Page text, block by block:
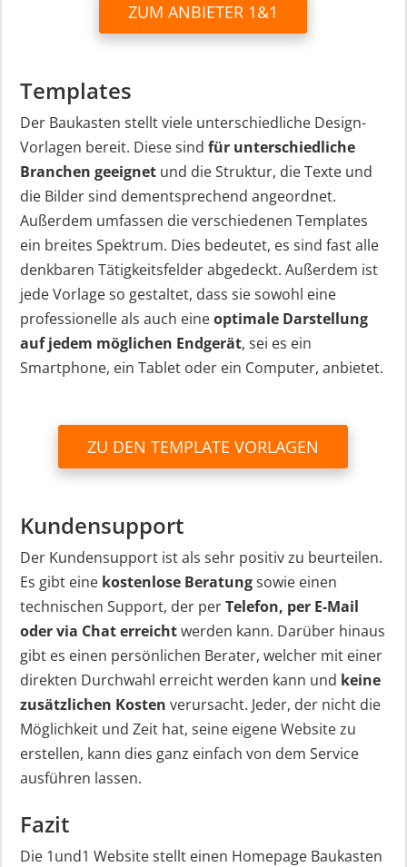
ZUM ANBIETER 1&1
Templates
Der Baukasten stellt viele unterschiedliche Design-
Vorlagen bereit. Diese sindfür unterschiedliche
Branchen geeignet und die Struktur, die Texte und
die Bilder sind dementsprechend angeordnet.
Außerdem umfassen die verschiedenen Templates
ein breites Spektrum. Dies bedeutet, es sind fast alle
denkbaren Tätigkeitsfelder abgedeckt. Außerdem ist
jede Vorlage so gestaltet, dass sie sowohl eine
professionelle als auch eineoptimale Darstellung
auf jedem möglichen Endgerät, sei es ein
Smartphone, ein Tablet oder ein Computer, anbietet.
ZU DEN TEMPLATE VORLAGEN
Kundensupport
Der Kundensupport ist als sehr positiv zu beurteilen.
Es gibt eine kostenlose Beratungsowie einen
technischen Support, der perTelefon, per E-Mail
oder via Chat erreichtwerden kann. Darüber hinaus
gibt es einen persönlichen Berater, welcher mit einer
direkten Durchwahl erreicht werden kann und keine
zusätzlichen Kosten verursacht. Jeder, der nicht die
Möglichkeit und Zeit hat, seine eigene Website zu
erstellen, kann dies ganz einfach von dem Service
ausführen lassen.
Fazit
Die 1und1 Website stellt einen Homepage Baukasten